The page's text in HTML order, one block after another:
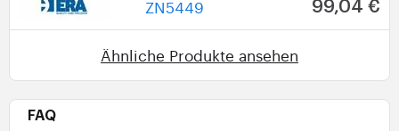
ZN5449 99,04 €
Ähnliche Produkte ansehen
FAQ